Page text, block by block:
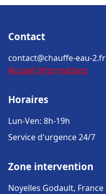
Contact
contact@chauffe-eau-2.fr
Accueil Informations
Horaires
Lun-Ven: 8h-19h
Service d'urgence 24/7
Zone intervention
Noyelles Godault, France